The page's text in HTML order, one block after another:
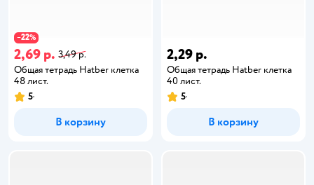
−22%
2,69 р. 3,49 р.
Общая тетрадь Hatber клетка
48 лист.
5
В корзину
2,29 р.
Общая тетрадь Hatber клетка
40 лист.
5
В корзину